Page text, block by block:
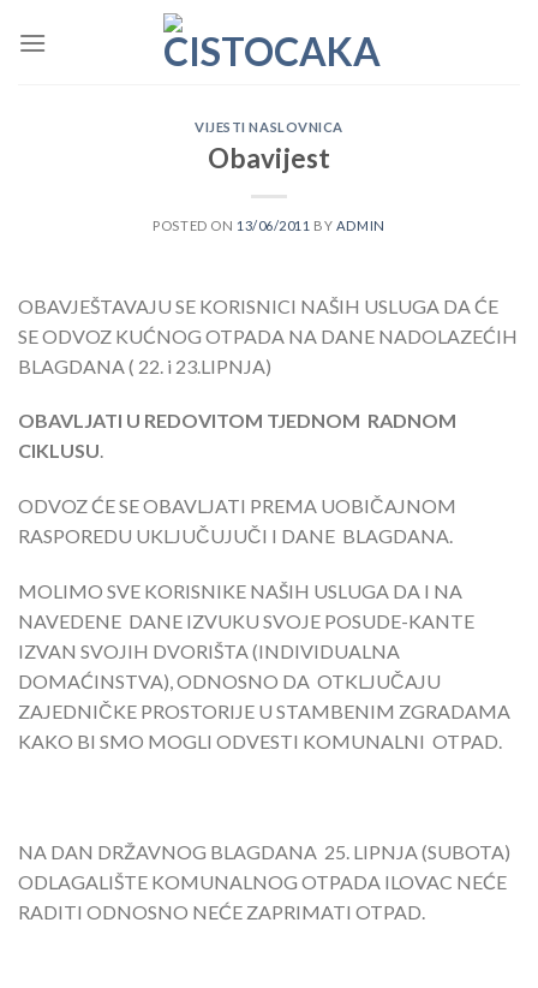
VIJESTI NASLOVNICA
Obavijest
POSTED ON 13/06/2011 BY ADMIN
OBAVJEŠTAVAJU SE KORISNICI NAŠIH USLUGA DA ĆE
SE ODVOZ KUĆNOG OTPADA NA DANE NADOLAZEĆIH
BLAGDANA ( 22. i 23.LIPNJA)
OBAVLJATI U REDOVITOM TJEDNOM RADNOM
CIKLUSU.
ODVOZ ĆE SE OBAVLJATI PREMA UOBIČAJNOM
RASPOREDU UKLJUČUJUČI I DANE BLAGDANA.
MOLIMO SVE KORISNIKE NAŠIH USLUGA DA I NA
NAVEDENE DANE IZVUKU SVOJE POSUDE-KANTE
IZVAN SVOJIH DVORIŠTA (INDIVIDUALNA
DOMAĆINSTVA), ODNOSNO DA OTKLJUČAJU
ZAJEDNIČKE PROSTORIJE U STAMBENIM ZGRADAMA
KAKO BI SMO MOGLI ODVESTI KOMUNALNI OTPAD.
NA DAN DRŽAVNOG BLAGDANA 25. LIPNJA (SUBOTA)
ODLAGALIŠTE KOMUNALNOG OTPADA ILOVAC NEĆE
RADITI ODNOSNO NEĆE ZAPRIMATI OTPAD.